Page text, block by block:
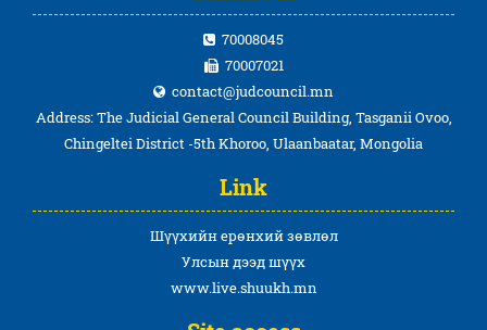
70008045
70007021
contact@judcouncil.mn
Address: The Judicial General Council Building, Tasganii Ovoo,
Chingeltei District -5th Khoroo, Ulaanbaatar, Mongolia
Link
Шүүхийн ерөнхий зөвлөл
Улсын дээд шүүх
www.live.shuukh.mn